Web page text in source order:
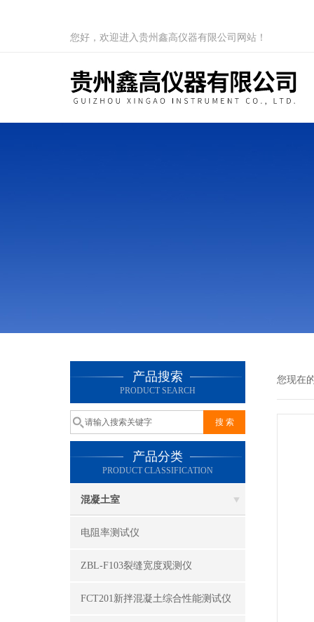
您好，欢迎进入贵州鑫高仪器有限公司网站！
产品搜索
PRODUCT SEARCH
产品分类
PRODUCT CLASSIFICATION
混凝土室
电阻率测试仪
ZBL-F103裂缝宽度观测仪
FCT201新拌混凝土综合性能测试仪
您现在